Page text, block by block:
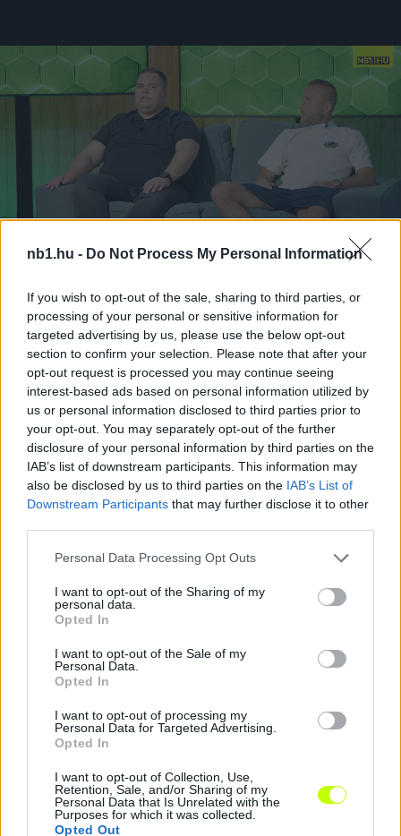
nb1.hu - Do Not Process My Personal Information
If you wish to opt-out of the sale, sharing to third parties, or
processing of your personal or sensitive information for
targeted advertising by us, please use the below opt-out
section to confirm your selection. Please note that after your
opt-out request is processed you may continue seeing
interest-based ads based on personal information utilized by
us or personal information disclosed to third parties prior to
your opt-out. You may separately opt-out of the further
disclosure of your personal information by third parties on the
IAB’s list of downstream participants. This information may
also be disclosed by us to third parties on the IAB’s List of
Downstream Participants that may further disclose it to other
Please note that this website/app uses one or more Google
not limited to your visit or usage behaviour. You may click to
grant or deny consent to Google and its third-party tags to
use your data for below specified purposes in below Google
consent section.
Personal Data Processing Opt Outs
I want to opt-out of the Sharing of my
personal data.
Opted In
I want to opt-out of the Sale of my
Personal Data.
Opted In
I want to opt-out of processing my
Personal Data for Targeted Advertising.
Opted In
I want to opt-out of Collection, Use,
Retention, Sale, and/or Sharing of my
Personal Data that Is Unrelated with the
Purposes for which it was collected.
Opted Out
Unmute
0%
Borítókép forrása: SKSturm
Hírek
A Ferencváros kétszeres bajnoka otthagyta a
Bundesligát
Aissa Laidouni eligazolt a berlini Union csapatától, a
Ferencvárossal két bajnoki címet és egy Magyar Kupát nyert
tunéziai válogatott középpályás […]
2024.07.13 10:37